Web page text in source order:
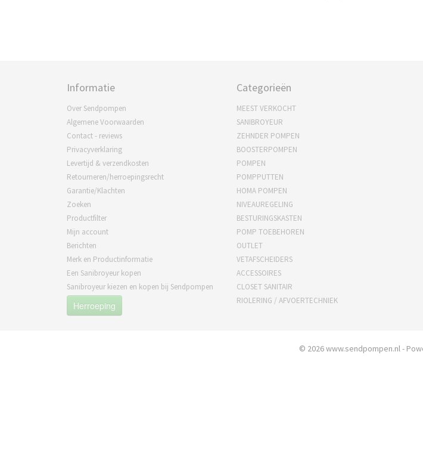
Informatie
Over Sendpompen
Algemene Voorwaarden
Contact - reviews
Privacyverklaring
Levertijd & verzendkosten
Retourneren/herroepingsrecht
Garantie/Klachten
Zoeken
Productfilter
Mijn account
Berichten
Merk en Productinformatie
Een Sanibroyeur kopen
Sanibroyeur kiezen en kopen bij Sendpompen
Herroeping
Categorieën
MEEST VERKOCHT
SANIBROYEUR
ZEHNDER POMPEN
BOOSTERPOMPEN
POMPEN
POMPPUTTEN
HOMA POMPEN
NIVEAUREGELING
BESTURINGSKASTEN
POMP TOEBEHOREN
OUTLET
VETAFSCHEIDERS
ACCESSOIRES
CLOSET SANITAIR
RIOLERING / AFVOERTECHNIEK
© 2026 www.sendpompen.nl -